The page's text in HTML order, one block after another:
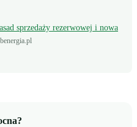
sprzedaży rezerwowej i nowa